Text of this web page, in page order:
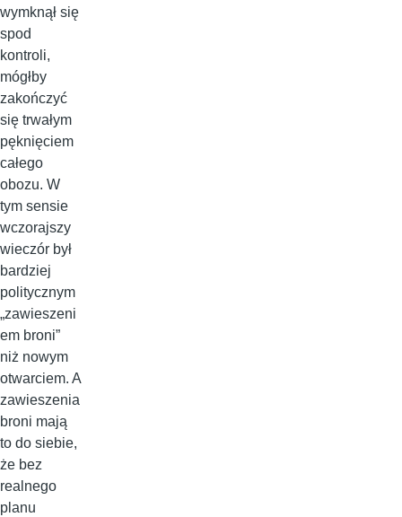
wymknął się
spod
kontroli,
mógłby
zakończyć
się trwałym
pęknięciem
całego
obozu. W
tym sensie
wczorajszy
wieczór był
bardziej
politycznym
„zawieszeni
em broni”
niż nowym
otwarciem. A
zawieszenia
broni mają
to do siebie,
że bez
realnego
planu